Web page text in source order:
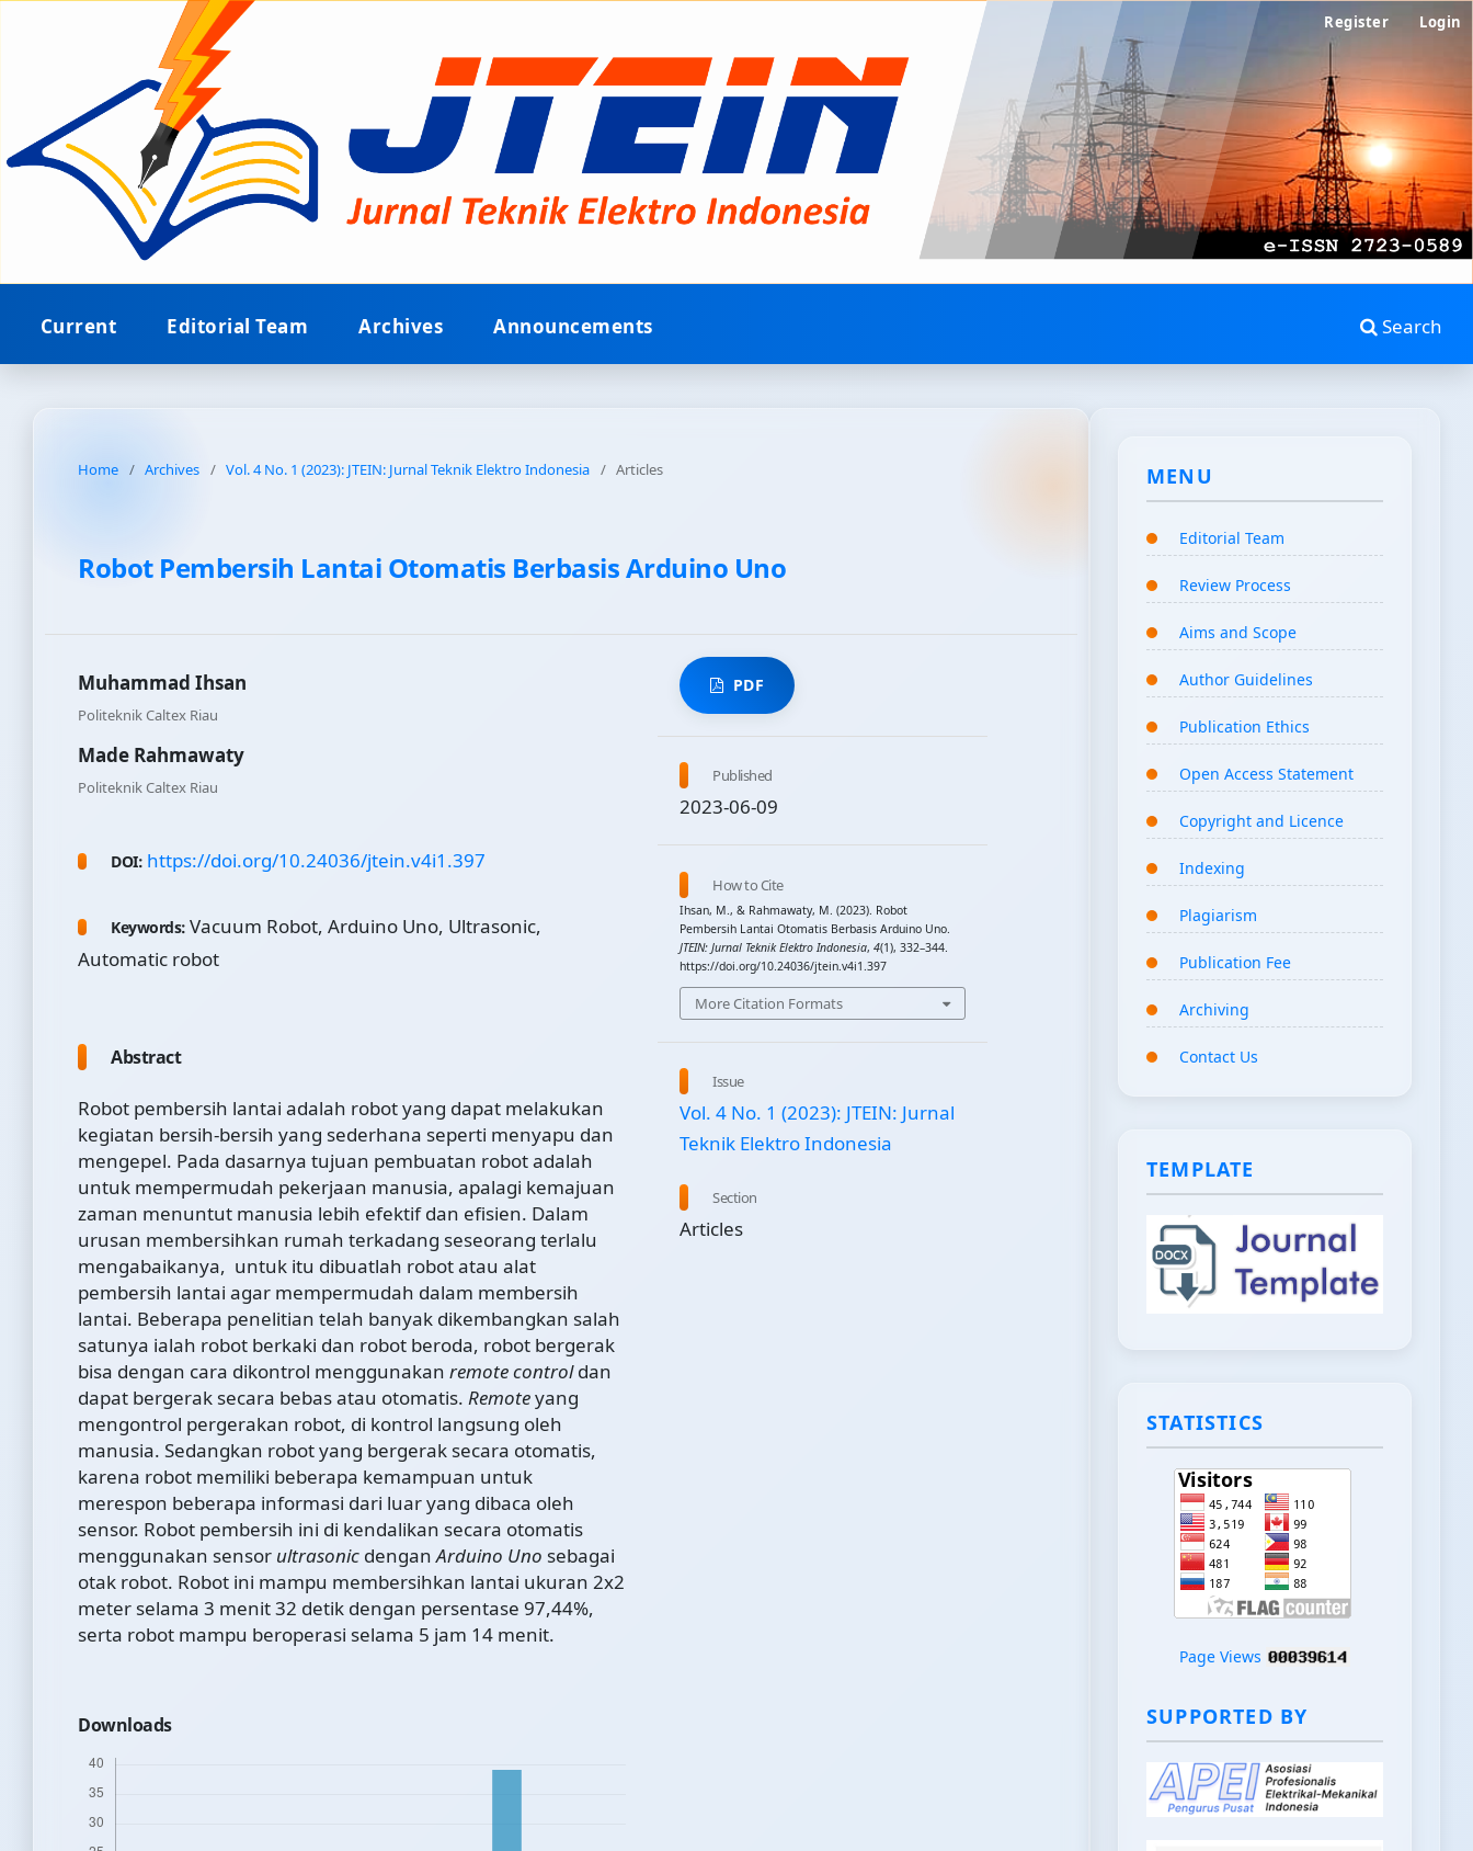
Current Editorial Team Archives Announcements Search
Register Login
Home / Archives / Vol. 4 No. 1 (2023): JTEIN: Jurnal Teknik Elektro Indonesia / Articles
Robot Pembersih Lantai Otomatis Berbasis Arduino Uno
Muhammad Ihsan
Politeknik Caltex Riau
Made Rahmawaty
Politeknik Caltex Riau
DOI: https://doi.org/10.24036/jtein.v4i1.397
Keywords: Vacuum Robot, Arduino Uno, Ultrasonic,
Automatic robot
Abstract
Robot pembersih lantai adalah robot yang dapat melakukan
kegiatan bersih-bersih yang sederhana seperti menyapu dan
mengepel. Pada dasarnya tujuan pembuatan robot adalah
untuk mempermudah pekerjaan manusia, apalagi kemajuan
zaman menuntut manusia lebih efektif dan efisien. Dalam
urusan membersihkan rumah terkadang seseorang terlalu
mengabaikanya, untuk itu dibuatlah robot atau alat
pembersih lantai agar mempermudah dalam membersih
lantai. Beberapa penelitian telah banyak dikembangkan salah
satunya ialah robot berkaki dan robot beroda, robot bergerak
bisa dengan cara dikontrol menggunakan remote controldan
dapat bergerak secara bebas atau otomatis. Remoteyang
mengontrol pergerakan robot, di kontrol langsung oleh
manusia. Sedangkan robot yang bergerak secara otomatis,
karena robot memiliki beberapa kemampuan untuk
merespon beberapa informasi dari luar yang dibaca oleh
sensor. Robot pembersih ini di kendalikan secara otomatis
menggunakan sensor ultrasonic denganArduino Uno sebagai
otak robot. Robot ini mampu membersihkan lantai ukuran 2x2
meter selama 3 menit 32 detik dengan persentase 97,44%,
serta robot mampu beroperasi selama 5 jam 14 menit.
Downloads
PDF
Published
2023-06-09
How to Cite
Ihsan, M., & Rahmawaty, M. (2023). Robot
Pembersih Lantai Otomatis Berbasis Arduino Uno.
JTEIN: Jurnal Teknik Elektro Indonesia,4(1), 332–344.
https://doi.org/10.24036/jtein.v4i1.397
More Citation Formats
Issue
Vol. 4 No. 1 (2023): JTEIN: Jurnal
Teknik Elektro Indonesia
Section
Articles
MENU
Editorial Team
Review Process
Aims and Scope
Author Guidelines
Publication Ethics
Open Access Statement
Copyright and Licence
Indexing
Plagiarism
Publication Fee
Archiving
Contact Us
TEMPLATE
STATISTICS
Page Views
SUPPORTED BY